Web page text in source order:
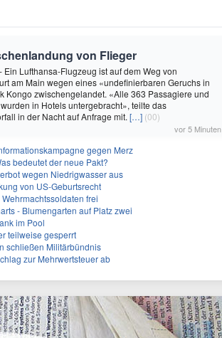
von Flieger
Ein Lufthansa-Flugzeug ist auf dem Weg von
am Main wegen eines «undefinierbaren Geruchs in
Kongo zwischengelandet. «Alle 363 Passagiere und
in Hotels untergebracht», teilte das
in der Nacht auf Anfrage mit. […] (00)
vor 5 Minuten
gegen Merz
bedeutet der neue Pakt?
wegen Niedrigwasser aus
von US-Geburtsrecht
frei
- Blumengarten auf Platz zwei
im Pool
teilweise gesperrt
schließen Militärbündnis
zur Mehrwertsteuer ab